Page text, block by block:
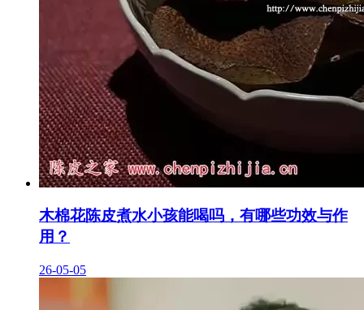
木棉花陈皮煮水小孩能喝吗，有哪些功效与作
用？
26-05-05